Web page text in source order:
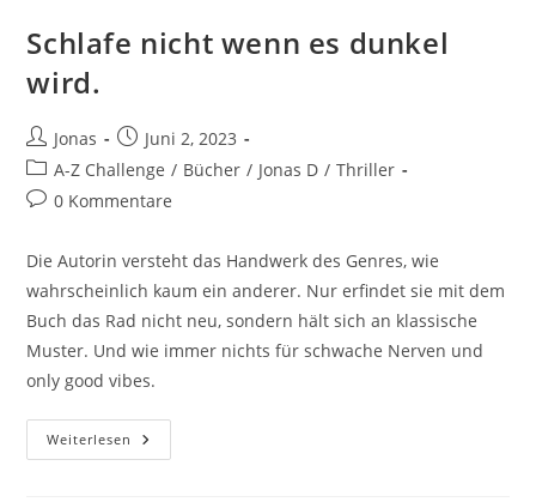
Schlafe nicht wenn es dunkel
wird.
Jonas
Juni 2, 2023
A-Z Challenge / Bücher / Jonas D / Thriller
0 Kommentare
Die Autorin versteht das Handwerk des Genres, wie
wahrscheinlich kaum ein anderer. Nur erfindet sie mit dem
Buch das Rad nicht neu, sondern hält sich an klassische
Muster. Und wie immer nichts für schwache Nerven und
only good vibes.
Weiterlesen